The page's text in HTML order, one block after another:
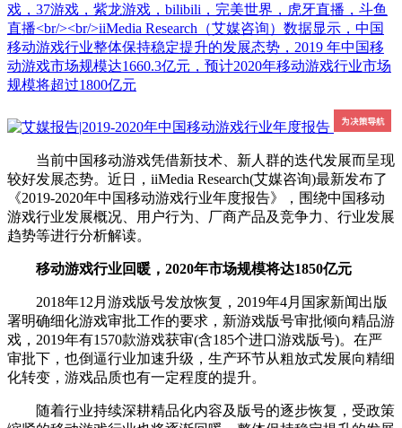
戏，37游戏，紫龙游戏，bilibili，完美世界，虎牙直播，斗鱼
直播<br/><br/>iiMedia Research（艾媒咨询）数据显示，中国
移动游戏行业整体保持稳定提升的发展态势，2019 年中国移
动游戏市场规模达1660.3亿元，预计2020年移动游戏行业市场
规模将超过1800亿元
当前中国移动游戏凭借新技术、新人群的迭代发展而呈现
较好发展态势。近日，iiMedia Research(艾媒咨询)最新发布了
《2019-2020年中国移动游戏行业年度报告》，围绕中国移动
游戏行业发展概况、用户行为、厂商产品及竞争力、行业发展
趋势等进行分析解读。
移动游戏行业回暖，2020年市场规模将达1850亿元
2018年12月游戏版号发放恢复，2019年4月国家新闻出版
署明确细化游戏审批工作的要求，新游戏版号审批倾向精品游
戏，2019年有1570款游戏获审(含185个进口游戏版号)。在严
审批下，也倒逼行业加速升级，生产环节从粗放式发展向精细
化转变，游戏品质也有一定程度的提升。
随着行业持续深耕精品化内容及版号的逐步恢复，受政策